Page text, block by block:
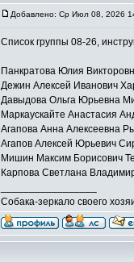
Добавлено: Ср Июл 08, 2026
Список группы 08-26,
Панкратова Юлия
Дежин Алексей Иванович
Давыдова Ольга Юрьевна
Маркаускайте Анастасия
Агапова Анна Алексеевна
Агапов Алексей Юрьевич
Мишин Максим Борисович
Карпова Светлана
Собака-зеркало своего